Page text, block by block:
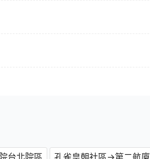
台北院區 孔雀皇朝社區→第二航